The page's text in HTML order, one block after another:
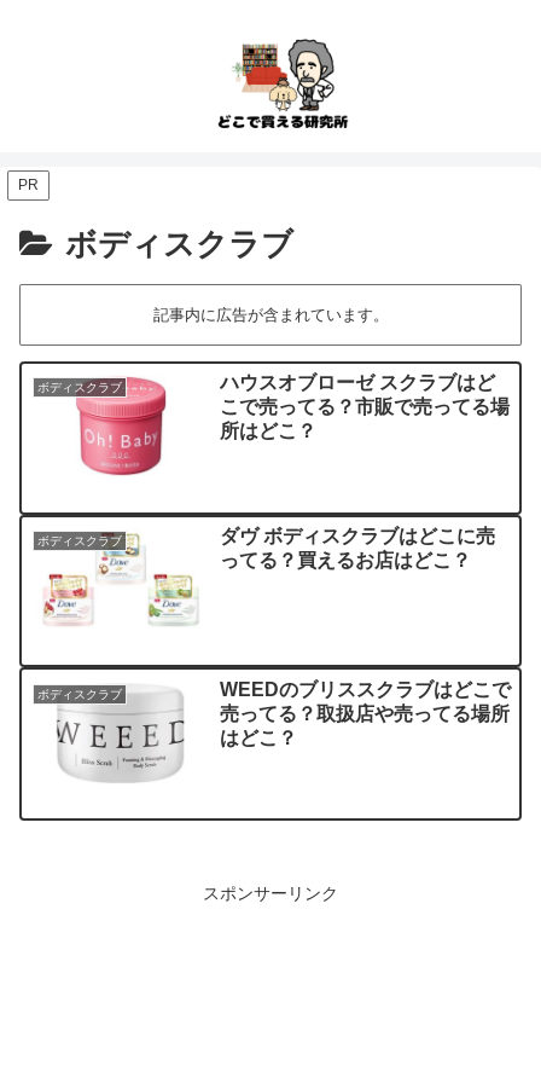
PR
ボディスクラブ
記事内に広告が含まれています。
ボディスクラブ
ハウスオブローゼ スクラブはど
こで売ってる？市販で売ってる場
所はどこ？
ボディスクラブ
ダヴ ボディスクラブはどこに売
ってる？買えるお店はどこ？
ボディスクラブ
WEEDのブリススクラブはどこで
売ってる？取扱店や売ってる場所
はどこ？
スポンサーリンク